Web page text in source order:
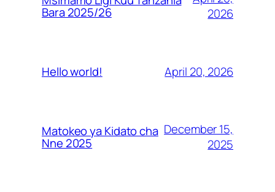
Bara 2025/26
2026
Hello world! April 20, 2026
Matokeo ya Kidato cha
Nne 2025
December 15,
2025